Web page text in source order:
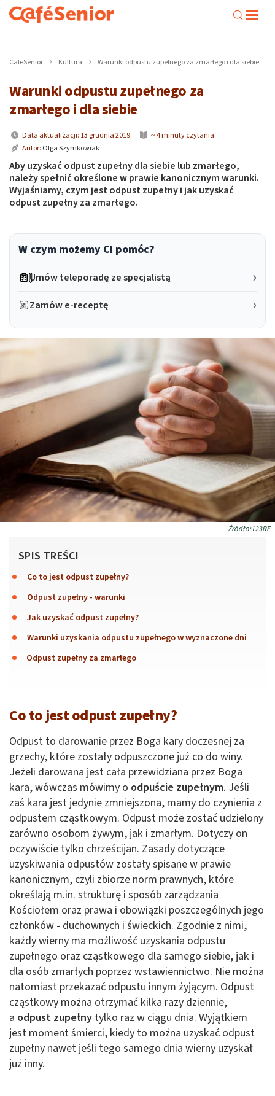
CafeSenior Kultura Warunki odpustu zupełnego za zmarłego i dla siebie
Warunki odpustu zupełnego za
zmarłego i dla siebie
Data aktualizacji: 13 grudnia 2019
~ 4 minuty czytania
Autor: Olga Szymkowiak
Aby uzyskać odpust zupełny dla siebie lub zmarłego,
należy spełnić określone w prawie kanonicznym warunki.
Wyjaśniamy, czym jest odpust zupełny i jak uzyskać
odpust zupełny za zmarłego.
W czym możemy Ci pomóc?
Umów teleporadę ze specjalistą
Zamów e-receptę
Źródło:123RF
SPIS TREŚCI
Co to jest odpust zupełny?
Odpust zupełny - warunki
Jak uzyskać odpust zupełny?
Warunki uzyskania odpustu zupełnego w wyznaczone dni
Odpust zupełny za zmarłego
Co to jest odpust zupełny?
Odpust to darowanie przez Boga kary doczesnej za
grzechy, które zostały odpuszczone już co do winy.
Jeżeli darowana jest cała przewidziana przez Boga
kara, wówczas mówimy o odpuście zupełnym. Jeśli
zaś kara jest jedynie zmniejszona, mamy do czynienia z
odpustem cząstkowym. Odpust może zostać udzielony
zarówno osobom żywym, jak i zmarłym. Dotyczy on
oczywiście tylko chrześcijan. Zasady dotyczące
uzyskiwania odpustów zostały spisane w prawie
kanonicznym, czyli zbiorze norm prawnych, które
określają m.in. strukturę i sposób zarządzania
Kościołem oraz prawa i obowiązki poszczególnych jego
członków - duchownych i świeckich. Zgodnie z nimi,
każdy wierny ma możliwość uzyskania odpustu
zupełnego oraz cząstkowego dla samego siebie, jak i
dla osób zmarłych poprzez wstawiennictwo. Nie można
natomiast przekazać odpustu innym żyjącym. Odpust
cząstkowy można otrzymać kilka razy dziennie,
a odpust zupełny tylko raz w ciągu dnia. Wyjątkiem
jest moment śmierci, kiedy to można uzyskać odpust
zupełny nawet jeśli tego samego dnia wierny uzyskał
już inny.